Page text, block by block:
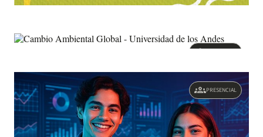
groups
PREGRADO
Cambio Ambiental Global
8 SEMESTRES SNIES 11293
groupsPRESENCIAL